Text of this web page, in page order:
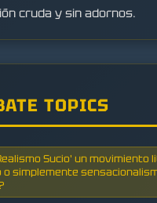
cruda y sin adornos.
TOPICS
Sucio' un movimiento
o simplemente